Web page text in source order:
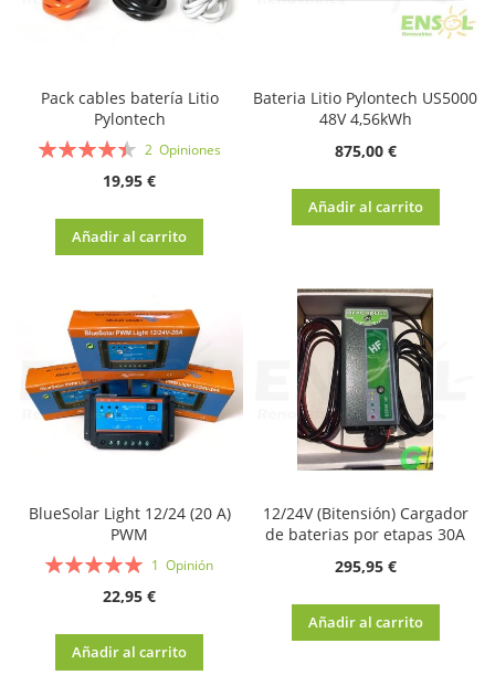
Pack cables batería Litio
Pylontech
Valoración:
2 Opiniones
19,95 €
Añadir al carrito
Bateria Litio Pylontech US5000
48V 4,56kWh
875,00 €
Añadir al carrito
BlueSolar Light 12/24 (20 A)
PWM
Valoración:
1Opinión
22,95 €
Añadir al carrito
12/24V (Bitensión) Cargador
de baterias por etapas 30A
295,95 €
Añadir al carrito